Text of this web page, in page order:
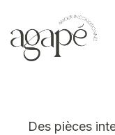
Des pièces